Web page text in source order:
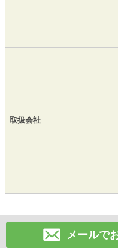
取扱会社
メールで